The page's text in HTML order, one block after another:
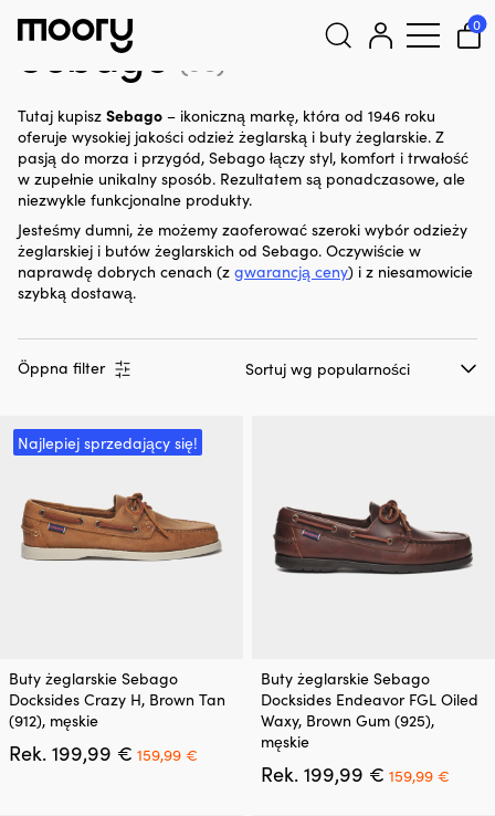
0
Sebago
Tutaj kupisz Sebago – ikoniczną markę, która od 1946 roku
oferuje wysokiej jakości odzież żeglarską i buty żeglarskie. Z
pasją do morza i przygód, Sebago łączy styl, komfort i trwałość
w zupełnie unikalny sposób. Rezultatem są ponadczasowe, ale
niezwykle funkcjonalne produkty.
Jesteśmy dumni, że możemy zaoferować szeroki wybór odzieży
żeglarskiej i butów żeglarskich od Sebago. Oczywiście w
naprawdę dobrych cenach (z gwarancją ceny) i z niesamowicie
szybką dostawą.
Öppna filter
Najlepiej sprzedający się!
Ten
produkt
ma
wiele
wariantów.
Buty żeglarskie Sebago
Docksides Crazy H, Brown Tan
(912), męskie
Rek. 199,99 € Pierwotna
cena
159,99 € Aktualna
Ten
produkt
ma
wiele
wariantów.
Opcje
Buty żeglarskie Sebago
Docksides Endeavor FGL Oiled
Waxy, Brown Gum (925),
męskie
Rek. 199,99 € Pierwotna
cena
159,99 €